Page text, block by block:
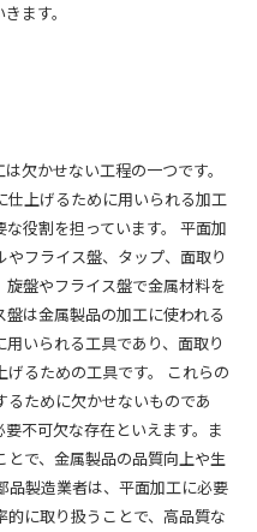
ます。
欠かせない工程の一つです。
上げるために用いられる加工
役割を担っています。 平面加
フライス盤、タップ、面取り
盤やフライス盤で金属材料を
は金属製品の加工に使われる
いられる工具であり、面取り
るための工具です。 これらの
ために欠かせないものであ
不可欠な存在といえます。ま
で、金属製品の品質向上や生
品製造業者は、平面加工に必要
に取り扱うことで、高品質な